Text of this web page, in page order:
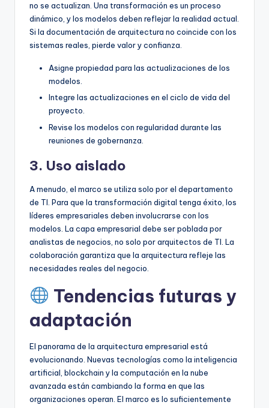
no se actualizan. Una transformación es un proceso
dinámico, y los modelos deben reflejar la realidad actual.
Si la documentación de arquitectura no coincide con los
sistemas reales, pierde valor y confianza.
Asigne propiedad para las actualizaciones de los
modelos.
Integre las actualizaciones en el ciclo de vida del
proyecto.
Revise los modelos con regularidad durante las
reuniones de gobernanza.
3. Uso aislado
A menudo, el marco se utiliza solo por el departamento
de TI. Para que la transformación digital tenga éxito, los
líderes empresariales deben involucrarse con los
modelos. La capa empresarial debe ser poblada por
analistas de negocios, no solo por arquitectos de TI. La
colaboración garantiza que la arquitectura refleje las
necesidades reales del negocio.
Tendencias futuras y
adaptación
El panorama de la arquitectura empresarial está
evolucionando. Nuevas tecnologías como la inteligencia
artificial, blockchain y la computación en la nube
avanzada están cambiando la forma en que las
organizaciones operan. El marco es lo suficientemente